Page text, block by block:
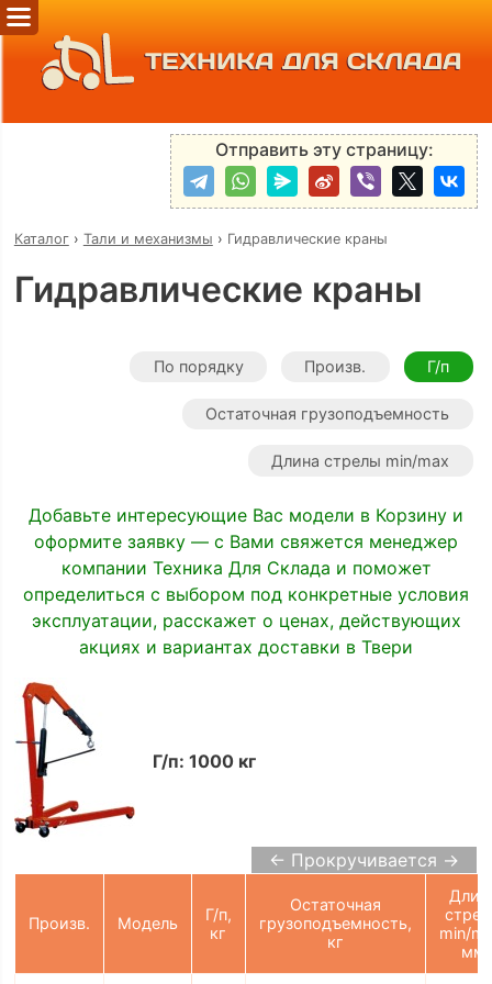
ТЕХНИКА ДЛЯ СКЛАДА
Отправить эту страницу:
Каталог› Тали и механизмы › Гидравлические краны
Гидравлические краны
По порядку Произв. Г/п
Остаточная грузоподъемность
Длина стрелы min/max
Добавьте интересующие Вас модели в Корзину и
оформите заявку — с Вами свяжется менеджер
компании Техника Для Склада и поможет
определиться с выбором под конкретные условия
эксплуатации, расскажет о ценах, действующих
акциях и вариантах доставки в Твери
Г/п: 1000 кг
← Прокручивается →
Произв. Модель
Г/п,
кг
Остаточная
грузоподъемность,
кг
min/
мм